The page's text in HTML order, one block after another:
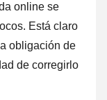
online se
Está claro
obligación de
de corregirlo